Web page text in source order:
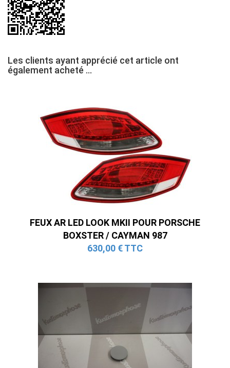
Les clients ayant apprécié cet article ont
également acheté ...
FEUX AR LED LOOK MKII POUR PORSCHE
BOXSTER / CAYMAN 987
630,00 € TTC